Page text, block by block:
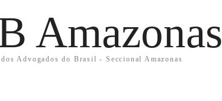
Amazonas
dos Advogados do Brasil - Seccional Amazonas